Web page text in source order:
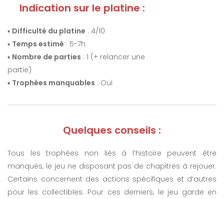
Indication sur le platine :
▪️ Difficulté du platine : 4/10
▪️ Temps estimé : 5-7h
▪️ Nombre de parties : 1 (+ relancer une
partie)
▪️ Trophées manquables : Oui
Quelques conseils :
Tous les trophées non liés à l’histoire peuvent être
manqués, le jeu ne disposant pas de chapitres à rejouer.
Certains concernent des actions spécifiques et d’autres
pour les collectibles. Pour ces derniers, le jeu garde en